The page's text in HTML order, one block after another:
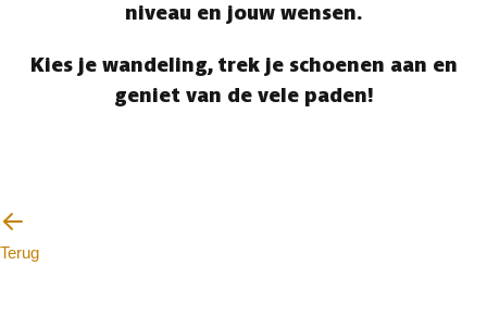
niveau en jouw wensen.
Kies je wandeling, trek je schoenen aan en
geniet van de vele paden!
Terug